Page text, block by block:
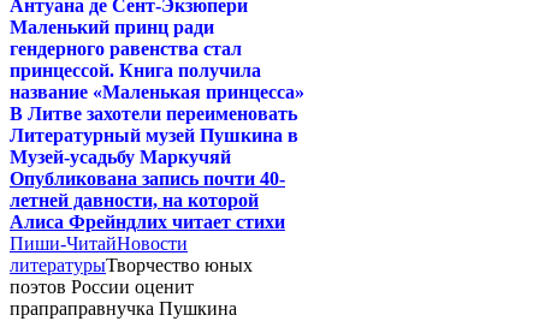
Антуана де Сент-Экзюпери
Маленький принц ради
гендерного равенства стал
принцессой. Книга получила
название «Маленькая принцесса»
В Литве захотели переименовать
Литературный музей Пушкина в
Музей-усадьбу Маркучяй
Опубликована запись почти 40-
летней давности, на которой
Алиса Фрейндлих читает стихи
Пиши-ЧитайНовости
литературыТворчество юных
поэтов России оценит
прапраправнучка Пушкина